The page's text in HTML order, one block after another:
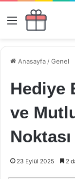
Menü
Anasayfa /Genel
Hediye
ve
Noktası
23 Eylül 2025 2